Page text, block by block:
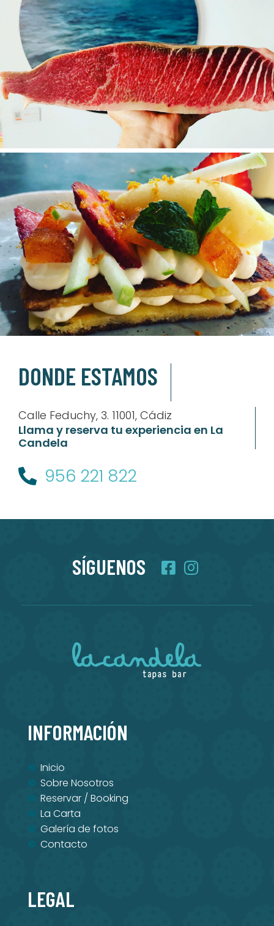
DONDE ESTAMOS
Calle Feduchy, 3. 11001, Cádiz
Llama y reserva tu experiencia en La
Candela
956 221 822
SÍGUENOS
INFORMACIÓN
Inicio
Sobre Nosotros
Reservar / Booking
La Carta
Galería de fotos
Contacto
LEGAL